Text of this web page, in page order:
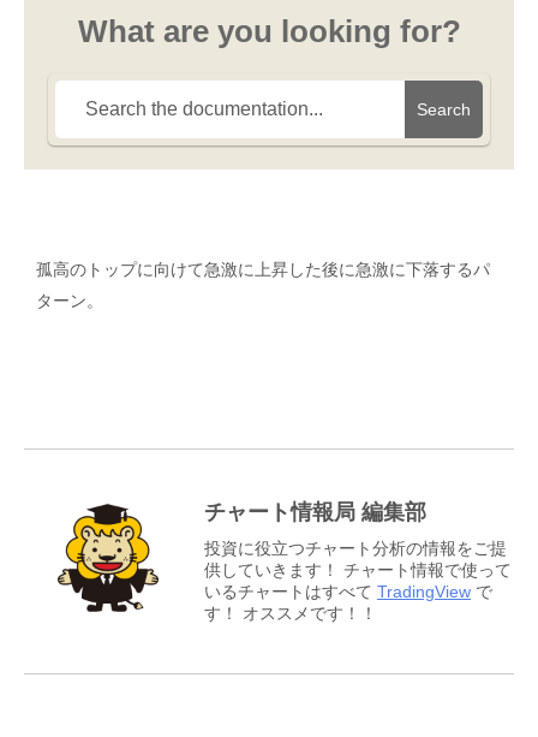
What are you looking for?
Search
孤高のトップに向けて急激に上昇した後に急激に下落するパ
ターン。
チャート情報局 編集部
投資に役立つチャート分析の情報をご提
供していきます！ チャート情報で使って
いるチャートはすべて TradingView で
す！ オススメです！！